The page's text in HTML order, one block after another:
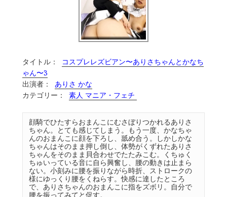
タイトル： コスプレレズビアン〜ありさちゃんとかなち
ゃん〜3
出演者：ありさ かな
カテゴリー：素人 マニア・フェチ
顔騎でひたすらおまんこにむさぼりつかれるありさ
ちゃん。とても感じてしまう。もう一度、かなちゃ
んのおまんこに顔を下ろし、舐め合う。しかしかな
ちゃんはそのまま押し倒し、体勢がくずれたありさ
ちゃんをそのまま貝合わせでたたみこむ。くちゅく
ちゅいっている音に自ら興奮し、腰の動きは止まら
ない。小刻みに腰を振りながら時折、ストロークの
様にゆっくり腰をくねらす。快感に達したところ
で、ありさちゃんのおまんこに指をズボリ。自分で
腰を振ってみてと促す。